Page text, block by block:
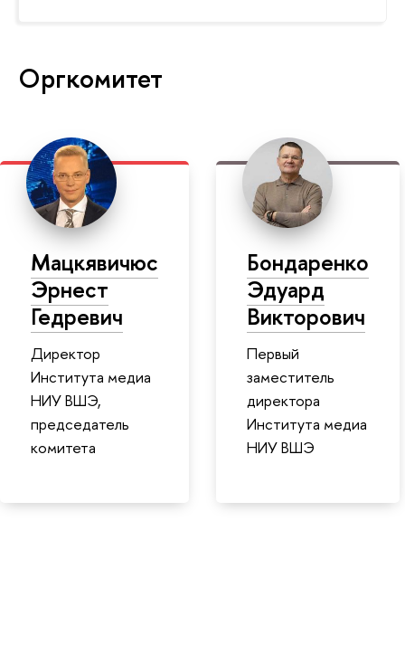
Оргкомитет
Мацкявичюс
Эрнест
Гедревич
Директор
Института медиа
НИУ ВШЭ,
председатель
комитета
Бондаренко
Эдуард
Викторович
Первый
заместитель
директора
Института медиа
НИУ ВШЭ